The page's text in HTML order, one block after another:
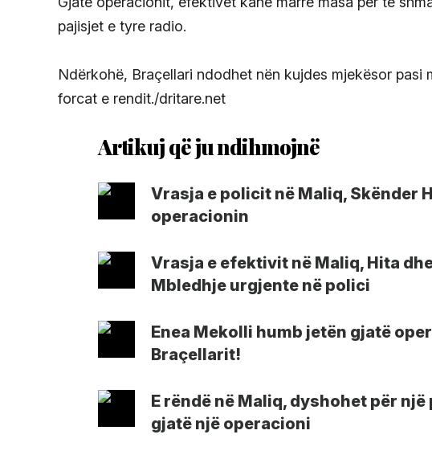
pajisjet e tyre radio.
Ndërkohë, Braçellari ndodhet nën kujdes mjekësor
forcat e rendit./dritare.net
Vrasja e policit në Maliq, Skënder
operacionin
Vrasja e efektivit në Maliq, Hita
Mbledhje urgjente në polici
Enea Mekolli humb jetën gjatë
Braçellarit!
E rëndë në Maliq, dyshohet për
gjatë një operacioni